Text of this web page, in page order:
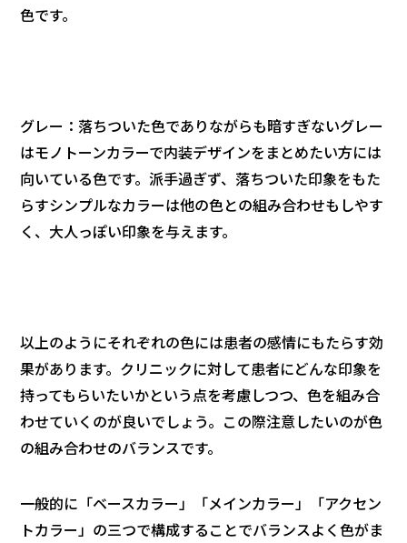
色です。
グレー：落ちついた色でありながらも暗すぎないグレー
はモノトーンカラーで内装デザインをまとめたい方には
向いている色です。派手過ぎず、落ちついた印象をもた
らすシンプルなカラーは他の色との組み合わせもしやす
く、大人っぽい印象を与えます。
以上のようにそれぞれの色には患者の感情にもたらす効
果があります。クリニックに対して患者にどんな印象を
持ってもらいたいかという点を考慮しつつ、色を組み合
わせていくのが良いでしょう。この際注意したいのが色
の組み合わせのバランスです。
一般的に「ベースカラー」「メインカラー」「アクセン
トカラー」の三つで構成することでバランスよく色がま